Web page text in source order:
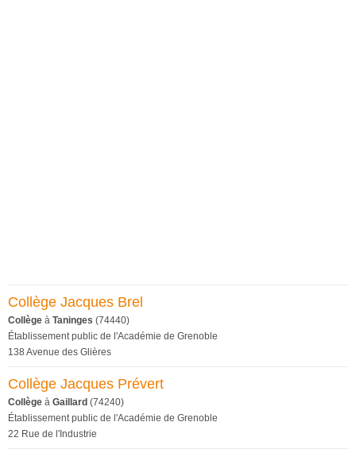
Collège Jacques Brel
Collège à Taninges (74440)
Établissement public de l'Académie de Grenoble
138 Avenue des Glières
Collège Jacques Prévert
Collège à Gaillard (74240)
Établissement public de l'Académie de Grenoble
22 Rue de l'Industrie